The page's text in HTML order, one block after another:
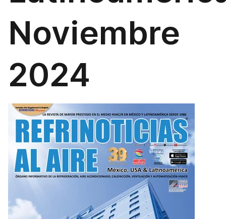
Noviembre
2024